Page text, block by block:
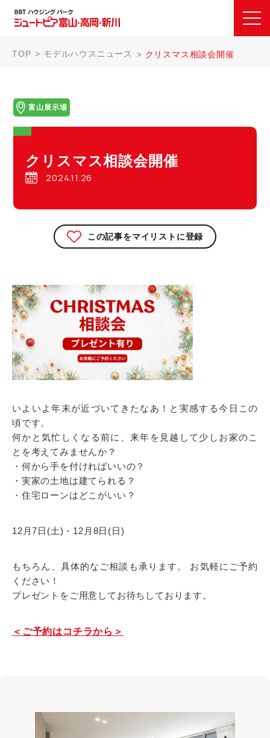
TOP モデルハウスニュース クリスマス相談会開催
富山展示場
クリスマス相談会開催
2024.11.26
この記事をマイリストに登録
いよいよ年末が近づいてきたなあ！と実感する今日この
頃です。
何かと気忙しくなる前に、来年を見越して少しお家のこ
とを考えてみませんか？
・何から手を付ければいいの？
・実家の土地は建てられる？
・住宅ローンはどこがいい？
12月7日(土)・12月8日(日)
もちろん、具体的なご相談も承ります。 お気軽にご予約
ください！
プレゼントをご用意してお待ちしております。
＜ご予約はコチラから＞